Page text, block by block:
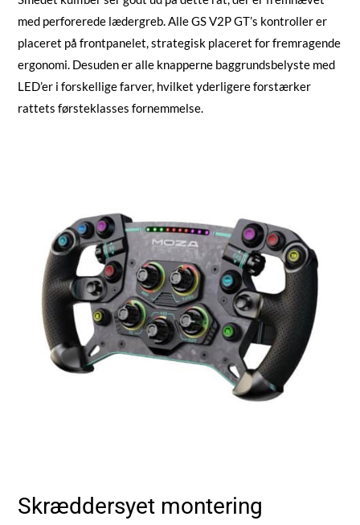
med perforerede lædergreb. Alle GS V2P GT’s kontroller er
placeret på frontpanelet, strategisk placeret for fremragende
ergonomi. Desuden er alle knapperne baggrundsbelyste med
LED’er i forskellige farver, hvilket yderligere forstærker
rattets førsteklasses fornemmelse.
Skræddersyet montering